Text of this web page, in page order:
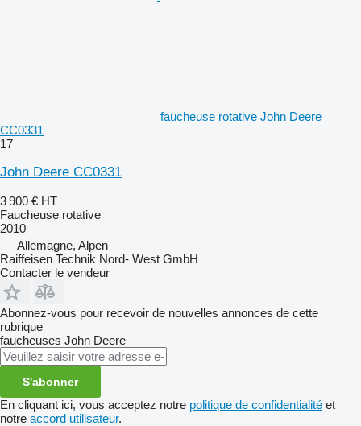
faucheuse rotative John Deere
CC0331
17
John Deere CC0331
3 900 € HT
Faucheuse rotative
2010
Allemagne, Alpen
Raiffeisen Technik Nord- West GmbH
Contacter le vendeur
Abonnez-vous pour recevoir de nouvelles annonces de cette
rubrique
faucheuses John Deere
S'abonner
En cliquant ici, vous acceptez notre politique de confidentialité et
notre accord utilisateur.